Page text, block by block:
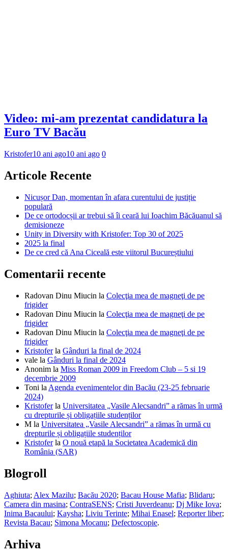
Video: mi-am prezentat candidatura la
Euro TV Bacău
Kristofer10 ani ago10 ani ago 0
Articole Recente
Nicușor Dan, momentan în afara curentului de justiție
populară
De ce ortodocșii ar trebui să îi ceară lui Ioachim Băcăuanul să
demisioneze
Unity in Diversity with Kristofer: Top 30 of 2025
2025 la final
De ce cred că Ana Ciceală este viitorul Bucureștiului
Comentarii recente
Radovan Dinu Miucin la Colecţia mea de magneţi de pe
frigider
Radovan Dinu Miucin la Colecţia mea de magneţi de pe
frigider
Radovan Dinu Miucin la Colecţia mea de magneţi de pe
frigider
Kristoferla Gânduri la final de 2024
vale la Gânduri la final de 2024
Anonim la Miss Roman 2009 in Freedom Club – 5 si 19
decembrie 2009
Toni la Agenda evenimentelor din Bacău (23-25 februarie
2024)
Kristoferla Universitatea „Vasile Alecsandri” a rămas în urmă
cu drepturile și obligațiile studenților
M la Universitatea „Vasile Alecsandri” a rămas în urmă cu
drepturile și obligațiile studenților
Kristoferla O nouă etapă la Societatea Academică din
România (SAR)
Blogroll
Aghiuta; Alex Mazilu; Bacău 2020; Bacau House Mafia; Blidaru;
Camera din masina; ContraSENS; Cristi Juverdeanu; Dj Mike Iova;
Inima Bacaului; Kaysha; Liviu Terinte; Mihai Enasel; Reporter liber;
Revista Bacau; Simona Mocanu; Defectoscopie.
Arhiva